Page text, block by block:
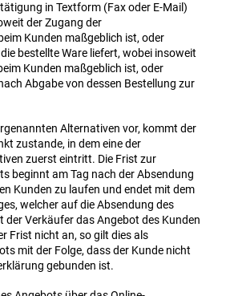
in Textform (Fax oder E-Mail)
der Zugang der
Kunden maßgeblich ist, oder
bestellte Ware liefert, wobei insoweit
Kunden maßgeblich ist, oder
Abgabe von dessen Bestellung zur
Alternativen vor, kommt der
zustande, in dem eine der
zuerst eintritt. Die Frist zur
beginnt am Tag nach der Absendung
Kunden zu laufen und endet mit dem
welcher auf die Absendung des
Verkäufer das Angebot des Kunden
Frist nicht an, so gilt dies als
mit der Folge, dass der Kunde nicht
gebunden ist.